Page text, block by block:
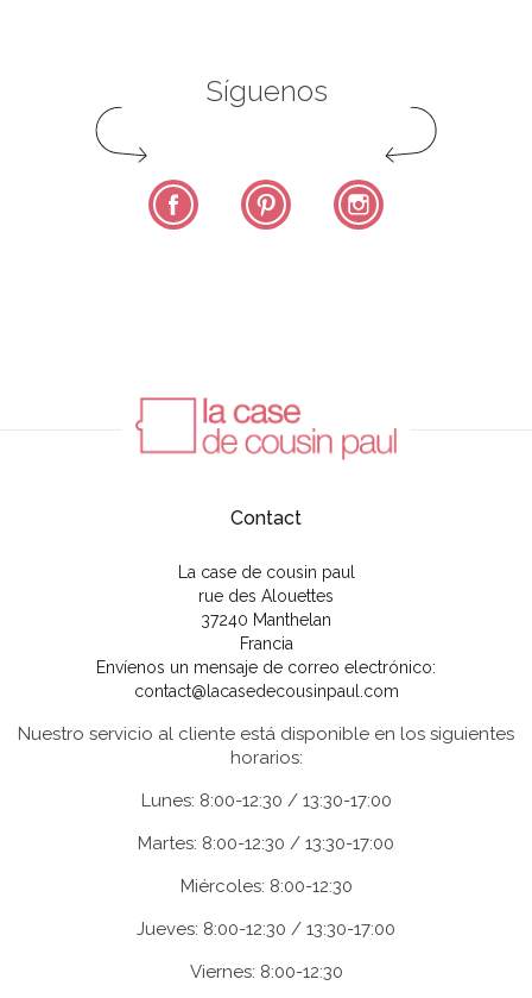
Síguenos
Facebook Pinterest
Contact
La case de cousin paul
rue des Alouettes
37240 Manthelan
Francia
Envíenos un mensaje de correo electrónico:
contact@lacasedecousinpaul.com
Nuestro servicio al cliente está disponible en los siguientes
horarios:
Lunes: 8:00-12:30 / 13:30-17:00
Martes: 8:00-12:30 / 13:30-17:00
Miércoles: 8:00-12:30
Jueves: 8:00-12:30 / 13:30-17:00
Viernes: 8:00-12:30